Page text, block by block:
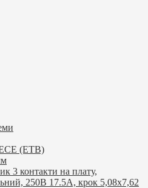
(ETB)
3 контакти на плату,
250В 17.5А, крок 5,08х7,62